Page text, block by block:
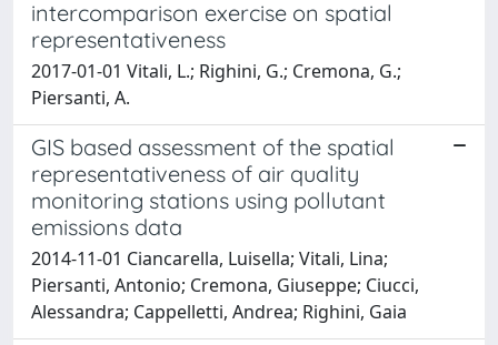
intercomparison exercise on spatial
representativeness
2017-01-01 Vitali, L.; Righini, G.; Cremona, G.;
Piersanti, A.
GIS based assessment of the spatial
representativeness of air quality
monitoring stations using pollutant
emissions data
2014-11-01 Ciancarella, Luisella; Vitali, Lina;
Piersanti, Antonio; Cremona, Giuseppe; Ciucci,
Alessandra; Cappelletti, Andrea; Righini, Gaia